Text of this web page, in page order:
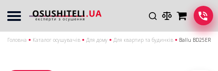
Головна Каталог осушувачів Для дому Для квартир та будинків Ballu BD25ER